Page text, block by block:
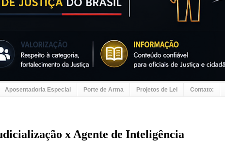
Aposentadoria Especial Porte de Arma Projetos de Lei Contato:
x Agente de Inteligência